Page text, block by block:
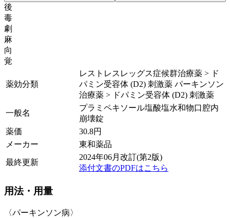
後
毒
劇
麻
向
覚
薬効分類
レストレスレッグス症候群治療薬 > ド
パミン受容体 (D2) 刺激薬 パーキンソン
治療薬 > ドパミン受容体 (D2) 刺激薬
一般名
プラミペキソール塩酸塩水和物口腔内
崩壊錠
薬価
30.8円
メーカー
東和薬品
最終更新
2024年06月改訂(第2版)
添付文書のPDFはこちら
用法・用量
〈パーキンソン病〉